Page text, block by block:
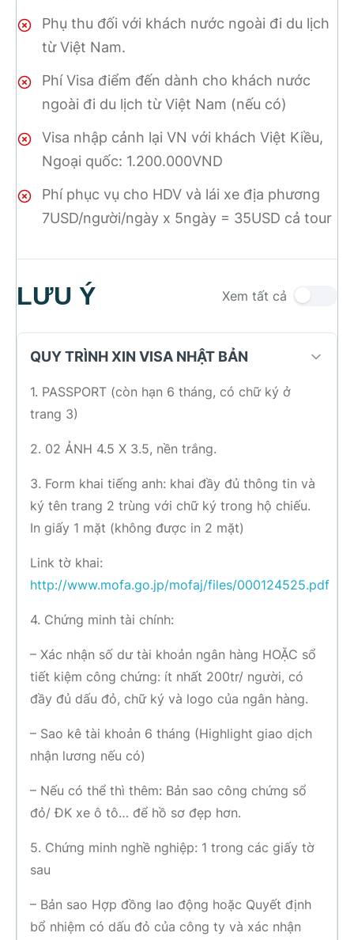
Phụ thu đối với khách nước ngoài đi du lịch
từ Việt Nam.
Phí Visa điểm đến dành cho khách nước
ngoài đi du lịch từ Việt Nam (nếu có)
Visa nhập cảnh lại VN với khách Việt Kiều,
Ngoại quốc: 1.200.000VND
Phí phục vụ cho HDV và lái xe địa phương
7USD/người/ngày x 5ngày = 35USD cả tour
LƯU Ý Xem tất cả
QUY TRÌNH XIN VISA NHẬT BẢN
1. PASSPORT (còn hạn 6 tháng, có chữ ký ở
trang 3)
2. 02 ẢNH 4.5 X 3.5, nền trắng.
3. Form khai tiếng anh: khai đầy đủ thông tin và
ký tên trang 2 trùng với chữ ký trong hộ chiếu.
In giấy 1 mặt (không được in 2 mặt)
Link tờ khai:
http://www.mofa.go.jp/mofaj/files/000124525.pdf
4. Chứng minh tài chính:
– Xác nhận số dư tài khoản ngân hàng HOẶC sổ
tiết kiệm công chứng: ít nhất 200tr/ người, có
đầy đủ dấu đỏ, chữ ký và logo của ngân hàng.
– Sao kê tài khoản 6 tháng (Highlight giao dịch
nhận lương nếu có)
– Nếu có thể thì thêm: Bản sao công chứng sổ
đỏ/ ĐK xe ô tô… để hồ sơ đẹp hơn.
5. Chứng minh nghề nghiệp: 1 trong các giấy tờ
sau
– Bản sao Hợp đồng lao động hoặc Quyết định
bổ nhiệm có dấu đỏ của công ty và xác nhận